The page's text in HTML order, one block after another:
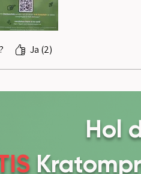
Ja (2)
Hol